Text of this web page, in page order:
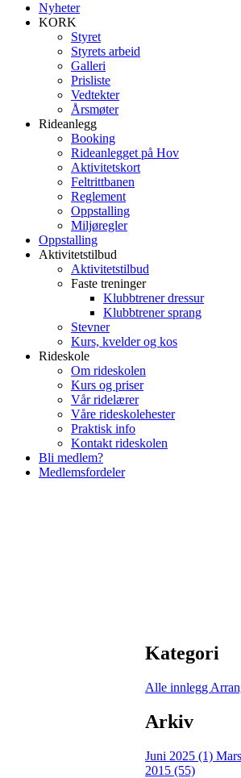
Nyheter
KORK
Styret
Styrets arbeid
Galleri
Prisliste
Vedtekter
Årsmøter
Rideanlegg
Booking
Rideanlegget på Hov
Aktivitetskort
Feltrittbanen
Reglement
Oppstalling
Miljøregler
Oppstalling
Aktivitetstilbud
Aktivitetstilbud
Faste treninger
Klubbtrener dressur
Klubbtrener sprang
Stevner
Kurs, kvelder og kos
Rideskole
Om rideskolen
Kurs og priser
Vår ridelærer
Våre rideskolehester
Praktisk info
Kontakt rideskolen
Bli medlem?
Medlemsfordeler
Kategori
Alle innlegg
Arkiv
Juni 2025 (1)
2015 (55)